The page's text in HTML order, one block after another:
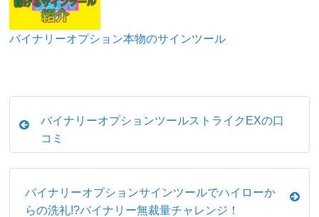
バイナリーオプション本物のサインツール
バイナリーオプションツールストライクEXの口
コミ
バイナリーオプションサインツールでハイローか
らの洗礼!?バイナリー無裁量チャレンジ！